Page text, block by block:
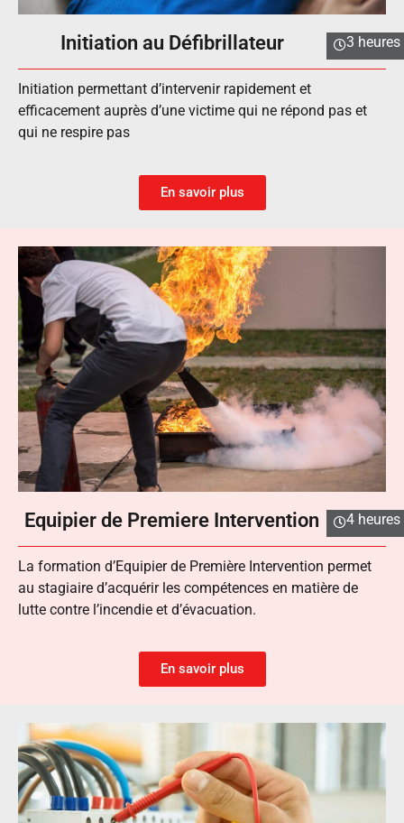
Initiation au Défibrillateur 3 heures
Initiation permettant d’intervenir rapidement et
efficacement auprès d’une victime qui ne répond pas et
qui ne respire pas
En savoir plus
Equipier de Premiere Intervention 4 heures
La formation d’Equipier de Première Intervention permet
au stagiaire d’acquérir les compétences en matière de
lutte contre l’incendie et d’évacuation.
En savoir plus